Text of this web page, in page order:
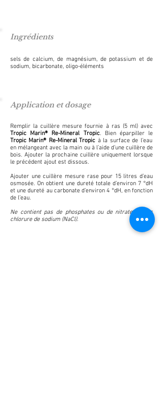
Ingrédients
sels de calcium, de magnésium, de potassium et de
sodium, bicarbonate, oligo-éléments
Application et dosage
Remplir la cuillère mesure fournie à ras (5 ml) avec
Tropic Marin® Re-Mineral Tropic. Bien éparpiller le
Tropic Marin® Re-Mineral Tropic à la surface de l’eau
en mélangeant avec la main ou à l’aide d’une cuillère de
bois. Ajouter la prochaine cuillère uniquement lorsque
le précédent ajout est dissous.
Ajouter une cuillère mesure rase pour 15 litres d’eau
osmosée. On obtient une dureté totale d’environ 7 °dH
et une dureté au carbonate d’environ 4 °dH, en fonction
de l’eau.
Ne contient pas de phosphates ou de nitrates. Sans
chlorure de sodium (NaCl).